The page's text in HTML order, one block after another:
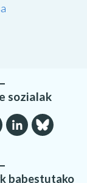
sozialak
babestutako